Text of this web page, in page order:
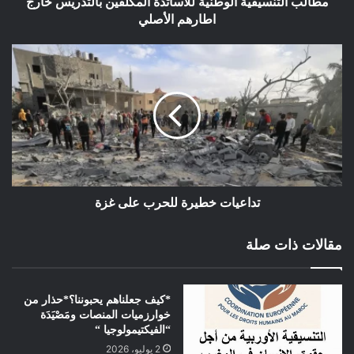
ورفع التحدي ضد أمريكا والدول الكبرى التي تستمر في استغلال
وإن غذ لا ناصره قريب
حيمري البشير كوبنهاكن الدنمارك
اطارهم الأصلي
تداعيات خطيرة للحرب على غزة
مقالات ذات صلة
*كيف جعلناهم يحبوننا؟*حذار من
خوارزميات المنصات ومَصْيَدَة
“الفيكتيمولوجيا “
2 يوليو، 2026